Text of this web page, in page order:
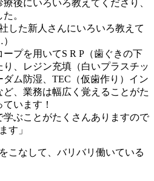
後にいろいろ教えてくださり、
。
した新人さんにいろいろ教えて
プを用いてS R P（歯ぐきの下
、レジン充填（白いプラスチッ
ム防湿、TEC（仮歯作り）イン
、業務は幅広く覚えることがた
います！
ぶことがたくさんありますので
す」
こなして、バリバリ働いている